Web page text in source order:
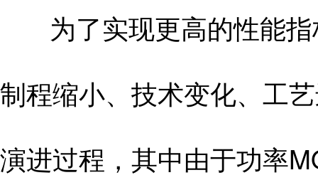
为了实现更高的性能指
制程缩小、技术变化、工
演进过程，其中由于功率